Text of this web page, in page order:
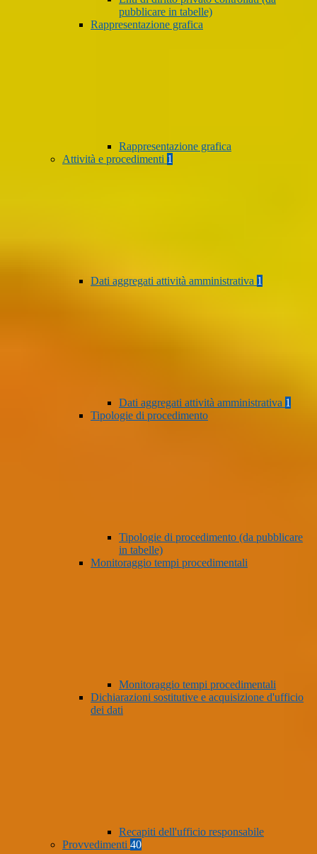
pubblicare in tabelle)
Rappresentazione grafica
Rappresentazione grafica
Attività e procedimenti 1
Dati aggregati attività amministrativa 1
Dati aggregati attività amministrativa 1
Tipologie di procedimento
Tipologie di procedimento (da pubblicare
in tabelle)
Monitoraggio tempi procedimentali
Monitoraggio tempi procedimentali
Dichiarazioni sostitutive e acquisizione d'ufficio
dei dati
Recapiti dell'ufficio responsabile
Provvedimenti 40